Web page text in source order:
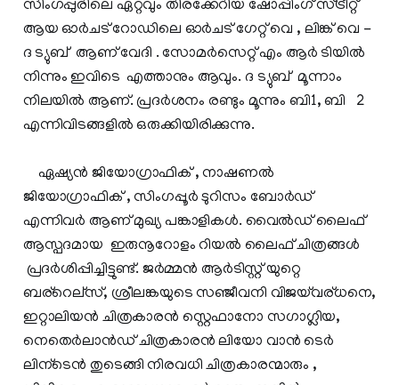
സിംഗപ്പുരിലെ ഏറ്റവും തിരക്കേറിയ ഷോപ്പിംഗ്‌ സ്ട്രീറ്റ്
ആയ ഓര്‍ചട് റോഡിലെ ഓര്‍ചട് ഗേറ്റ് വെ , ലിങ്ക് വെ -
ദ ട്യുബ് ആണ് വേദി . സോമര്‍സെറ്റ്‌ എം ആര്‍ ടിയില്‍
നിന്നും ഇവിടെ എത്താനും ആവും. ദ ട്യുബ് മൂന്നാം
നിലയില്‍ ആണ്. പ്രദര്‍ശനം രണ്ടും മൂന്നും ബി1, ബി 2
എന്നിവിടങ്ങളില്‍ ഒരുക്കിയിരിക്കുന്നു.
ഏഷ്യന്‍ ജിയോഗ്രാഫിക് , നാഷണല്‍
ജിയോഗ്രാഫിക് , സിംഗപ്പൂര്‍ ടുറിസം ബോര്‍ഡ്‌
എന്നിവര്‍ ആണ് മുഖ്യ പങ്കാളികള്‍. വൈല്‍ഡ്‌ ലൈഫ്
ആസ്പദമായ ഇരുനൂറോളം റിയല്‍ ലൈഫ് ചിത്രങ്ങള്‍
പ്രദര്‍ശിപ്പിച്ചിട്ടുണ്ട്. ജര്‍മ്മന്‍ ആര്‍ടിസ്റ്റ് യുറ്റെ
ബര്റെല്സ്, ശ്രീലങ്കയുടെ സഞ്ജീവനി വിജയ്‌വര്ധനെ,
ഇറ്റാലിയന്‍ ചിത്രകാരന്‍ സ്റ്റെഫാനോ സഗാഗ്ലിയ,
നെതെര്‍ലാന്‍ഡ്‌ ചിത്രകാരന്‍ ലിയോ വാന്‍ ടെര്‍
ലിന്ടെന്‍ തുടെങ്ങി നിരവധി ചിത്രകാരന്മാരും ,